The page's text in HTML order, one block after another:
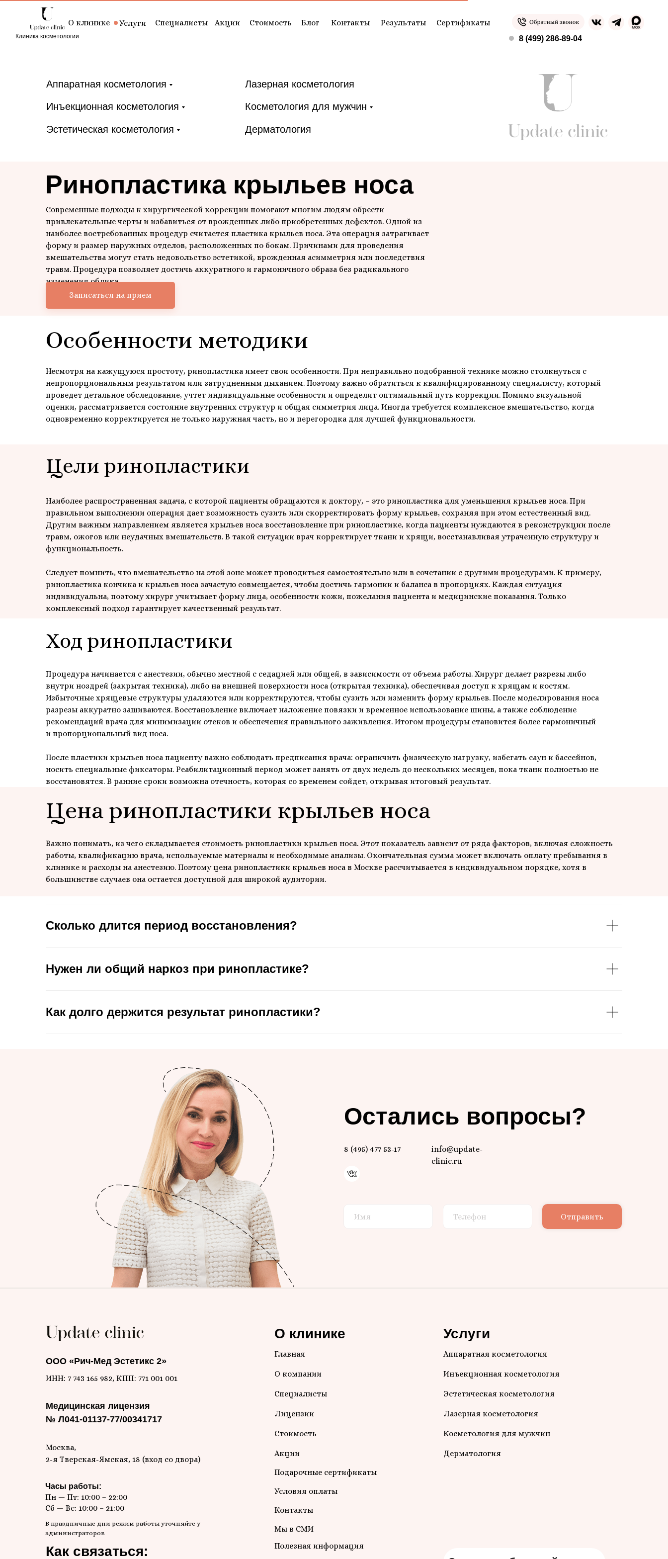
Услуги
О клинике Акции Стоимость Контакты Сертификаты
Результаты
Клиника косметологии
Специалисты Блог
8 (499) 286-89-04
Аппаратная косметология
Инъекционная косметология
Эстетическая косметология
Лазерная косметология
Косметология для мужчин
Дерматология
Ринопластика крыльев носа
Современные подходы к хирургической коррекции помогают многим людям обрести
привлекательные черты и избавиться от врожденных либо приобретенных дефектов. Одной из
наиболее востребованных процедур считается пластика крыльев носа. Эта операция затрагивает
форму и размер наружных отделов, расположенных по бокам. Причинами для проведения
вмешательства могут стать недовольство эстетикой, врожденная асимметрия или последствия
травм. Процедура позволяет достичь аккуратного и гармоничного образа без радикального
изменения облика.
Записаться на прием
Особенности методики
Несмотря на кажущуюся простоту, ринопластика имеет свои особенности. При неправильно подобранной технике можно столкнуться с
непропорциональным результатом или затрудненным дыханием. Поэтому важно обратиться к квалифицированному специалисту, который
проведет детальное обследование, учтет индивидуальные особенности и определит оптимальный путь коррекции. Помимо визуальной
оценки, рассматривается состояние внутренних структур и общая симметрия лица. Иногда требуется комплексное вмешательство, когда
одновременно корректируется не только наружная часть, но и перегородка для лучшей функциональности.
Цели ринопластики
Наиболее распространенная задача, с которой пациенты обращаются к доктору, – это ринопластика для уменьшения крыльев носа. При
правильном выполнении операция дает возможность сузить или скорректировать форму крыльев, сохраняя при этом естественный вид.
Другим важным направлением является крыльев носа восстановление при ринопластике, когда пациенты нуждаются в реконструкции после
травм, ожогов или неудачных вмешательств. В такой ситуации врач корректирует ткани и хрящи, восстанавливая утраченную структуру и
функциональность.
Следует помнить, что вмешательство на этой зоне может проводиться самостоятельно или в сочетании с другими процедурами. К примеру,
ринопластика кончика и крыльев носа зачастую совмещается, чтобы достичь гармонии и баланса в пропорциях. Каждая ситуация
индивидуальна, поэтому хирург учитывает форму лица, особенности кожи, пожелания пациента и медицинские показания. Только
комплексный подход гарантирует качественный результат.
Ход ринопластики
Процедура начинается с анестезии, обычно местной с седацией или общей, в зависимости от объема работы. Хирург делает разрезы либо
внутри ноздрей (закрытая техника), либо на внешней поверхности носа (открытая техника), обеспечивая доступ к хрящам и костям.
Избыточные хрящевые структуры удаляются или корректируются, чтобы сузить или изменить форму крыльев. После моделирования носа
разрезы аккуратно зашиваются. Восстановление включает наложение повязки и временное использование шины, а также соблюдение
рекомендаций врача для минимизации отеков и обеспечения правильного заживления. Итогом процедуры становится более гармоничный
и пропорциональный вид носа.
После пластики крыльев носа пациенту важно соблюдать предписания врача: ограничить физическую нагрузку, избегать саун и бассейнов,
носить специальные фиксаторы. Реабилитационный период может занять от двух недель до нескольких месяцев, пока ткани полностью не
восстановятся. В ранние сроки возможна отечность, которая со временем сойдет, открывая итоговый результат.
Цена ринопластики крыльев носа
Важно понимать, из чего складывается стоимость ринопластики крыльев носа. Этот показатель зависит от ряда факторов, включая сложность
работы, квалификацию врача, используемые материалы и необходимые анализы. Окончательная сумма может включать оплату пребывания в
клинике и расходы на анестезию. Поэтому цена ринопластики крыльев носа в Москве рассчитывается в индивидуальном порядке, хотя в
большинстве случаев она остается доступной для широкой аудитории.
Сколько длится период восстановления?
Нужен ли общий наркоз при ринопластике?
Как долго держится результат ринопластики?
Остались вопросы?
8 (495) 477 53-17
info@update-
clinic.ru
Отправить
ООО «Рич-Мед Эстетикс 2»
ИНН: 7 743 165 982, КПП: 771 001 001
Медицинская лицензия
№ Л041-01137-77/00341717
Москва,
2-я Тверская-Ямская, 18 (вход со двора)
Как связаться:
О клинике
Главная
О компании
Специалисты
Лицензии
Услуги
Аппаратная косметология
Инъекционная косметология
Эстетическая косметология
Лазерная косметология
Косметология для мужчин
Дерматология
Стоимость
Подарочные сертификаты
Акции
Полезная информация
Условия оплаты
Контакты
Мы в СМИ
Часы работы:
Пн — Пт: 10:00 – 22:00
Сб — Вс: 10:00 – 21:00
В праздничные дни режим работы уточняйте у
администраторов